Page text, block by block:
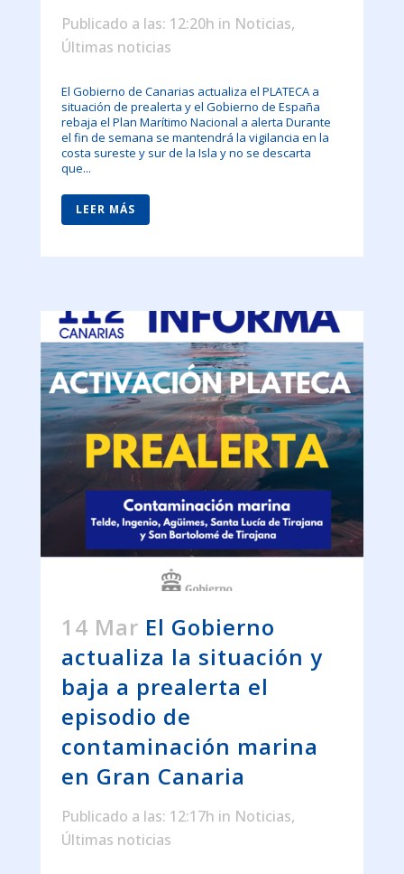
Publicado a las: 12:20h in Noticias,
Últimas noticias
El Gobierno de Canarias actualiza el PLATECA a
situación de prealerta y el Gobierno de España
rebaja el Plan Marítimo Nacional a alerta Durante
el fin de semana se mantendrá la vigilancia en la
costa sureste y sur de la Isla y no se descarta
que...
LEER MÁS
14 Mar El Gobierno
actualiza la situación y
baja a prealerta el
episodio de
contaminación marina
en Gran Canaria
Publicado a las: 12:17h in Noticias,
Últimas noticias